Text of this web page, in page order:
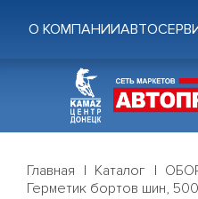
О КОМПАНИИ
Главная Каталог
Герметик бортов шин,